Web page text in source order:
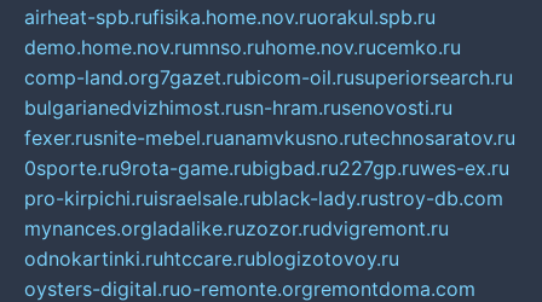
airheat-spb.rufisika.home.nov.ruorakul.spb.ru
demo.home.nov.rumnso.ruhome.nov.rucemko.ru
comp-land.org7gazet.rubicom-oil.rusuperiorsearch.ru
bulgarianedvizhimost.rusn-hram.rusenovosti.ru
fexer.rusnite-mebel.ruanamvkusno.rutechnosaratov.ru
0sporte.ru9rota-game.rubigbad.ru227gp.ruwes-ex.ru
pro-kirpichi.ruisraelsale.rublack-lady.rustroy-db.com
mynances.orgladalike.ruzozor.rudvigremont.ru
odnokartinki.ruhtccare.rublogizotovoy.ru
oysters-digital.ruo-remonte.orgremontdoma.com